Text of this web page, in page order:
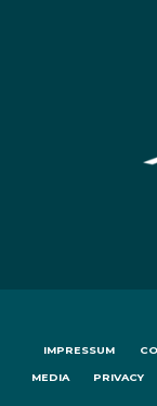
IMPRESSUM
MEDIA PRIVACY